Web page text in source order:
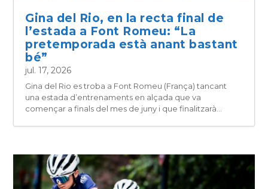
Gina del Rio, en la recta final de
l’estada a Font Romeu: “La
pretemporada està anant bastant
bé”
jul. 17, 2026
Gina del Rio es troba a Font Romeu (França) tancant
una estada d’entrenaments en alçada que va
començar a finals del mes de juny i que finalitzarà...